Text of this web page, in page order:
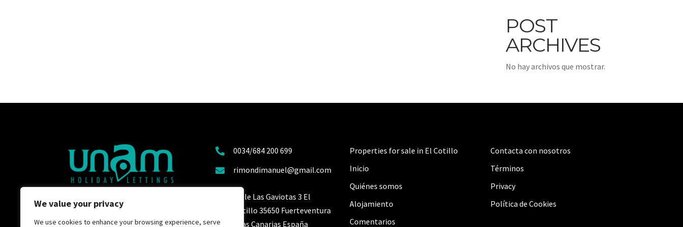
We value your privacy
We use cookies to enhance your browsing experience, serve
POST
ARCHIVES
No hay archivos que mostrar.
“You dream holiday start
here”
 0034/684 200 699
 rimondimanuel@gmail.com
Calle Las Gaviotas 3 El
Cotillo 35650 Fuerteventura
Islas Canarias España
Properties for sale in El Cotillo
Inicio
Quiénes somos
Alojamiento
Comentarios
Contacta con nosotros
Términos
Privacy
Política de Cookies